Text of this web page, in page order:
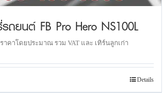
ถยนต์ FB Pro Hero NS100L
ราคาโดยประมาณ รวม VAT และ เทิร์นลูกเก่า
Details